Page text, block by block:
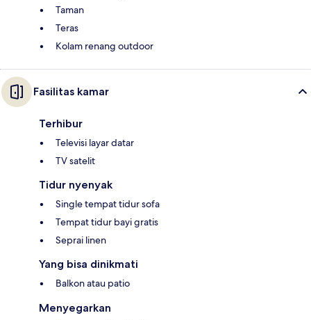
Taman
Teras
Kolam renang outdoor
Fasilitas kamar
Terhibur
Televisi layar datar
TV satelit
Tidur nyenyak
Single tempat tidur sofa
Tempat tidur bayi gratis
Seprai linen
Yang bisa dinikmati
Balkon atau patio
Menyegarkan